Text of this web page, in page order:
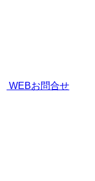
WEBお問合せ